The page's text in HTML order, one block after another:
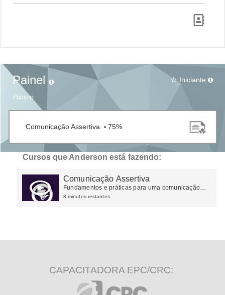
Painel
Público
star_border Iniciante
Comunicação Assertiva • 75%
Cursos que Anderson está fazendo:
Comunicação Assertiva
Fundamentos e práticas para uma comunicação
efetiva
8 minutos restantes
CAPACITADORA EPC/CRC: